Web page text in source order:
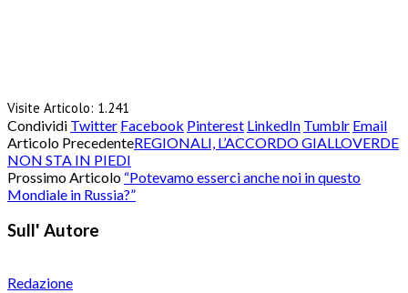
Visite Articolo: 1.241
Condividi Twitter Facebook Pinterest LinkedIn Tumblr Email
Articolo PrecedenteREGIONALI, L’ACCORDO GIALLOVERDE
NON STA IN PIEDI
Prossimo Articolo “Potevamo esserci anche noi in questo
Mondiale in Russia?”
Sull' Autore
Redazione